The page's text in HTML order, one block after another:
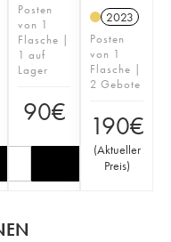
Posten
von 1
Flasche |
1 auf
Lager
90€
2023
Posten
von 1
Flasche |
2 Gebote
190€
(Aktueller
Preis)